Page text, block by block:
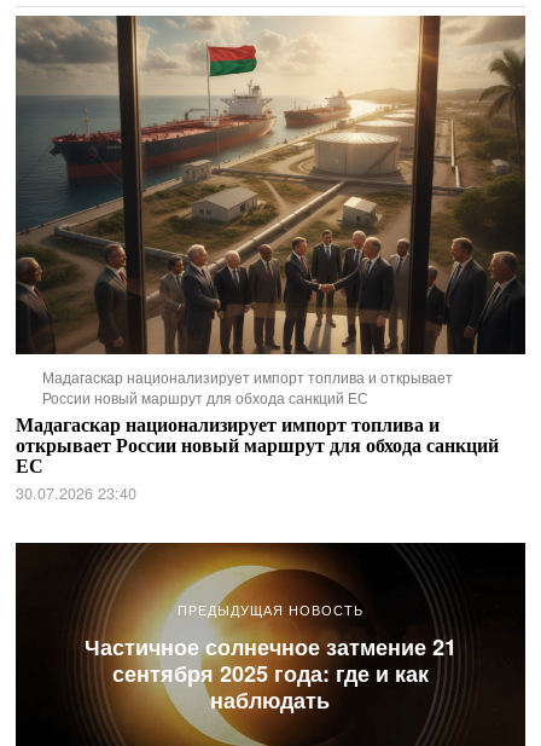
Мадагаскар национализирует импорт топлива и открывает
России новый маршрут для обхода санкций ЕС
Мадагаскар национализирует импорт топлива и
открывает России новый маршрут для обхода санкций
ЕС
30.07.2026 23:40
ПРЕДЫДУЩАЯ НОВОСТЬ
Частичное солнечное затмение 21
сентября 2025 года: где и как
наблюдать